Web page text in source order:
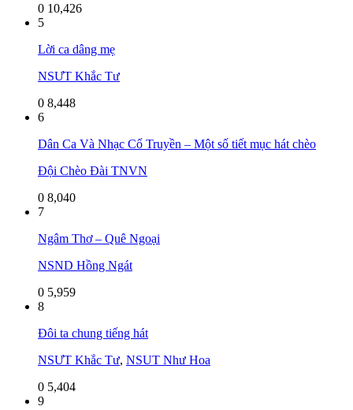
0 10,426
5
Lời ca dâng mẹ
NSƯT Khắc Tư
0 8,448
6
Dân Ca Và Nhạc Cổ Truyền – Một số tiết mục hát chèo
Đội Chèo Đài TNVN
0 8,040
7
Ngâm Thơ – Quê Ngoại
NSND Hồng Ngát
0 5,959
8
Đôi ta chung tiếng hát
NSƯT Khắc Tư, NSUT Như Hoa
0 5,404
9